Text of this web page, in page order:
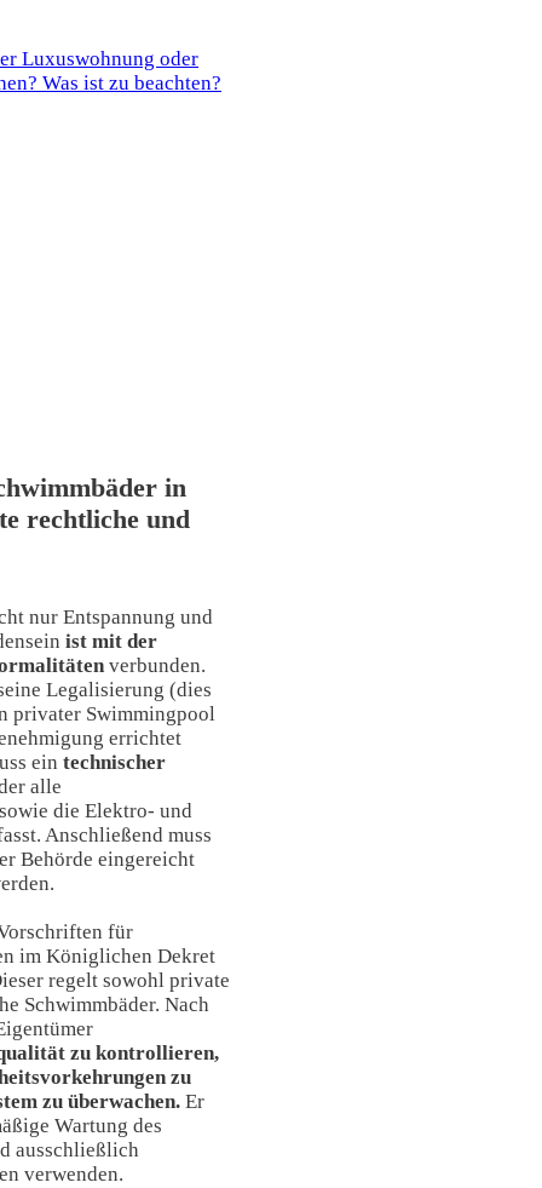
Luxuswohnung oder
Was ist zu beachten?
in
rechtliche und
nur Entspannung und
ist mit der
verbunden.
Legalisierung (dies
privater Swimmingpool
errichtet
ein technischer
alle
die Elektro- und
Anschließend muss
Behörde eingereicht
für
im Königlichen Dekret
regelt sowohl private
Schwimmbäder. Nach
zu kontrollieren,
zu
zu überwachen. Er
Wartung des
ausschließlich
verwenden.